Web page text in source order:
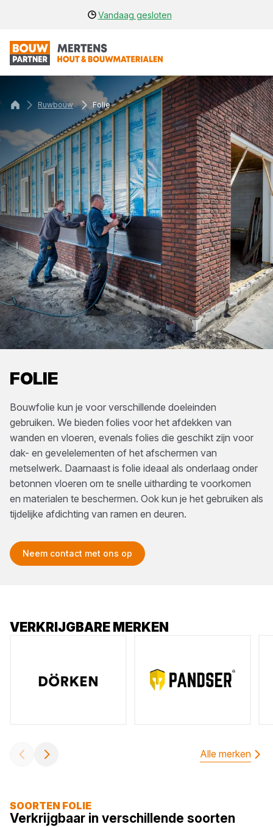
Vandaag gesloten
FOLIE
Bouwfolie kun je voor verschillende doeleinden
gebruiken. We bieden folies voor het afdekken van
wanden en vloeren, evenals folies die geschikt zijn voor
dak- en gevelelementen of het afschermen van
metselwerk. Daarnaast is folie ideaal als onderlaag onder
betonnen vloeren om te snelle uitharding te voorkomen
en materialen te beschermen. Ook kun je het gebruiken als
tijdelijke afdichting van ramen en deuren.
Neem contact met ons op
Ruwbouw Folie
VERKRIJGBARE MERKEN
Alle merken
SOORTEN FOLIE
Verkrijgbaar in verschillende soorten